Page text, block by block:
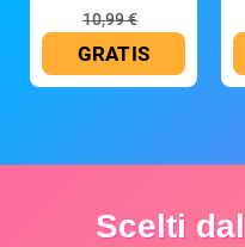
10,99 €
GRATIS
Scelti